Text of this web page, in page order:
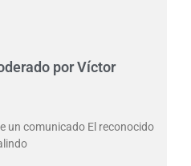
por Víctor
un comunicado El reconocido